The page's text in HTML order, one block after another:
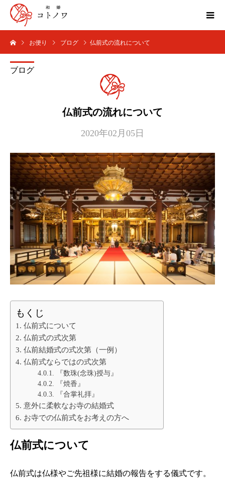
お便り ブログ 仏前式の流れについて
ブログ
仏前式の流れについて
2020年02月05日
もくじ
仏前式について
仏前式の式次第
仏前結婚式の式次第（一例）
仏前式ならではの式次第
『数珠(念珠)授与』
『焼香』
『合掌礼拝』
意外に柔軟なお寺の結婚式
お寺での仏前式をお考えの方へ
仏前式について
仏前式は仏様やご先祖様に結婚の報告をする儀式です。